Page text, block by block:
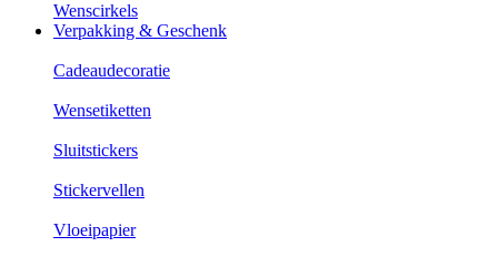
Wenscirkels
Verpakking & Geschenk
Cadeaudecoratie
Wensetiketten
Sluitstickers
Stickervellen
Vloeipapier